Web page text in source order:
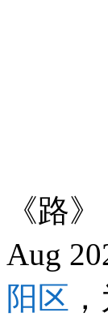
《路》
Aug
阳区